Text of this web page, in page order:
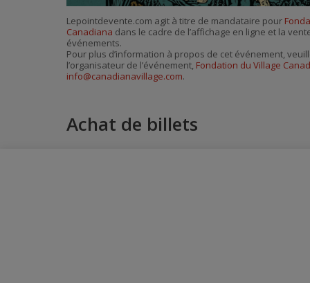
Lepointdevente.com agit à titre de mandataire pour
Canadiana dans le cadre de l’affichage en ligne et la
événements.
Pour plus d’information à propos de cet événement,
l’organisateur de l’événement, Fondation du Village
info@canadianavillage.com.
Achat de billets